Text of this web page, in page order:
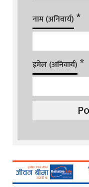
नाम (अनिवार्य) *
इमेल (अनिवार्य) *